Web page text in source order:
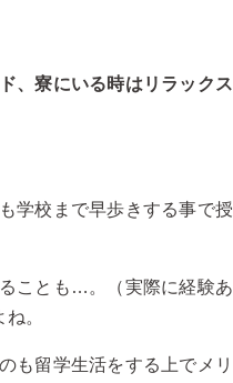
、寮にいる時はリラックス
学校まで早歩きする事で授
ことも…。（実際に経験あ
。
も留学生活をする上でメリ